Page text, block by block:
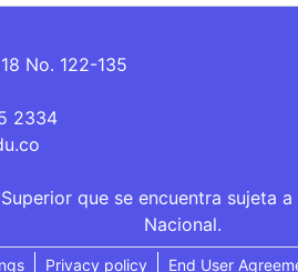
No. 122-135
2334
que se encuentra sujeta
Nacional.
Privacy policy End User